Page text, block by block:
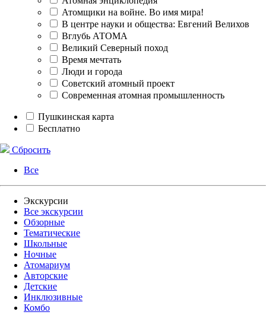
Атомщики на войне. Во имя мира!
В центре науки и общества: Евгений Велихов
Вглубь АТОМА
Великий Северный поход
Время мечтать
Люди и города
Советский атомный проект
Современная атомная промышленность
Пушкинская карта
Бесплатно
Сбросить
Все
Экскурсии
Все экскурсии
Обзорные
Тематические
Школьные
Ночные
Атомариум
Авторские
Детские
Инклюзивные
Комбо